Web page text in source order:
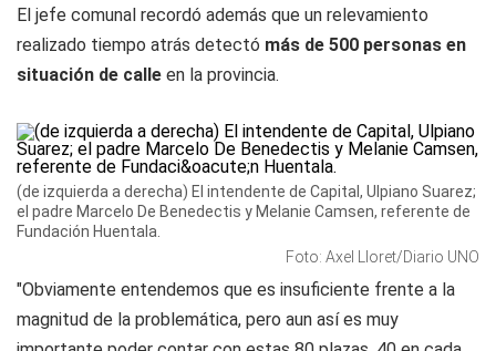
El jefe comunal recordó además que un relevamiento
realizado tiempo atrás detectó más de 500 personas en
situación de calle en la provincia.
(de izquierda a derecha) El intendente de Capital, Ulpiano Suarez;
el padre Marcelo De Benedectis y Melanie Camsen, referente de
Fundación Huentala.
Foto: Axel Lloret/Diario UNO
"Obviamente entendemos que es insuficiente frente a la
magnitud de la problemática, pero aun así es muy